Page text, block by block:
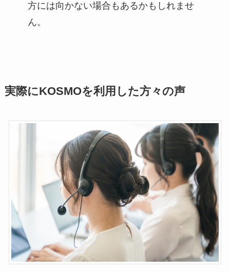
方には向かない場合もあるかもしれませ
ん。
実際にKOSMOを利用した方々の声